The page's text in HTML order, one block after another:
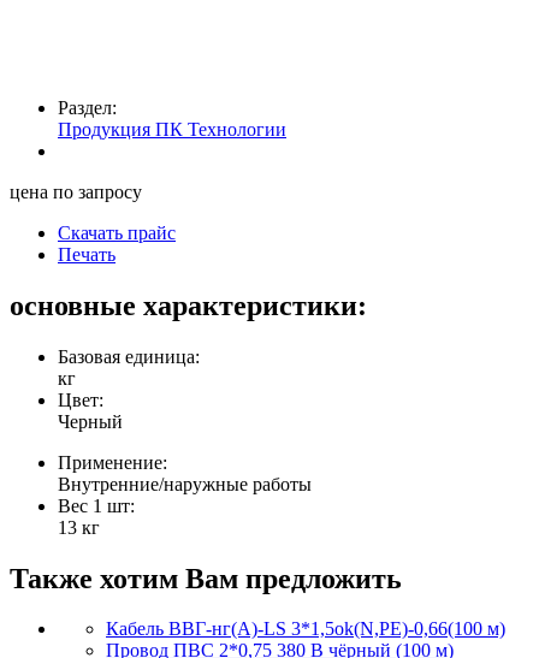
Раздел:
Продукция ПК Технологии
цена по запросу
Скачать прайс
Печать
основные характеристики:
Базовая единица:
кг
Цвет:
Черный
Применение:
Внутренние/наружные работы
Вес 1 шт:
13 кг
Также хотим Вам предложить
Кабель ВВГ-нг(А)-LS 3*1,5ok(N,PE)-0,66(100 м)
Провод ПВС 2*0,75 380 В чёрный (100 м)